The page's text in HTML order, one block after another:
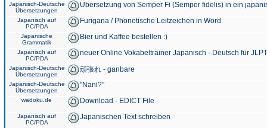
Japanisch-Deutsche
Übersetzungen
Übersetzung von Semper Fi (Semper fidelis) in ein
Japanisch auf
PC/PDA
Furigana / Phonetische Leitzeichen in Word
Japanische
Grammatik
Bier und Kaffee bestellen :)
Japanisch auf
PC/PDA
neuer Online Vokabeltrainer Japanisch - Deutsch für
Japanisch-Deutsche
Übersetzungen
頑張れ - ganbare
Japanisch-Deutsche
Übersetzungen
"Nani?"
wadoku.de Download - EDICT File
Japanisch auf
PC/PDA
Japanischen Text schreiben